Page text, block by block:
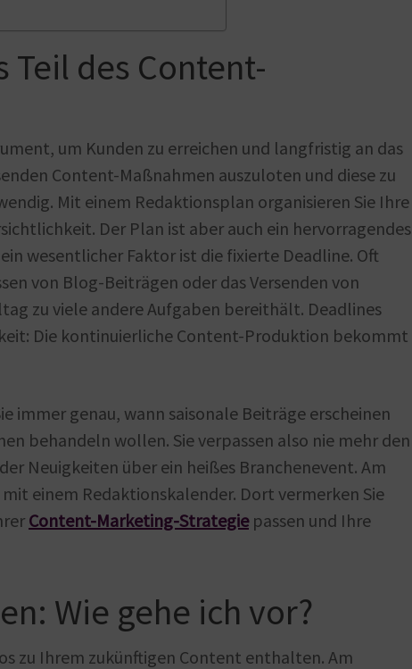
Teil des Content-
um Kunden zu erreichen und langfristig an das
Content-Maßnahmen auszuloten und diese zu
Mit einem Redaktionsplan organisieren Sie Ihre
Der Plan ist aber auch ein hervorragendes
wesentlicher Faktor ist die fixierte Deadline. Oft
von Blog-Beiträgen oder das Versenden von
zu viele andere Aufgaben bereithält. Deadlines
Die kontinuierliche Content-Produktion bekommt
immer genau, wann saisonale Beiträge erscheinen
behandeln wollen. Sie verpassen also nie mehr den
Neuigkeiten über ein heißes Branchenevent. Am
einem Redaktionskalender. Dort vermerken Sie
Content-Marketing-Strategiepassen und Ihre
Wie gehe ich vor?
zu Ihrem zukünftigen Content enthalten. Am